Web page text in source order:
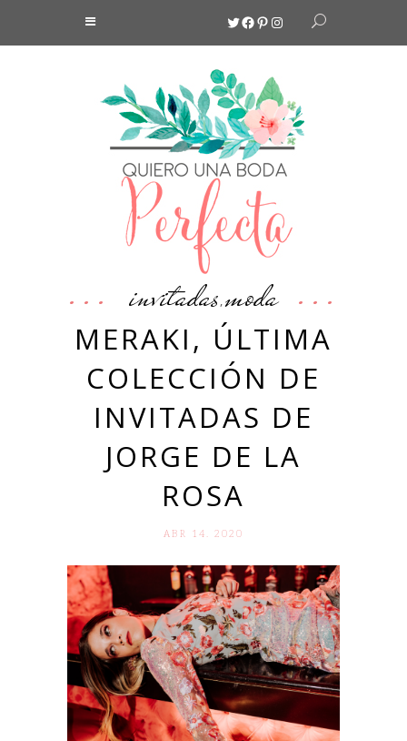
Twitter
Facebook
Pinterest
Instagram
invitadas,moda
MERAKI, ÚLTIMA
COLECCIÓN DE
INVITADAS DE
JORGE DE LA
ROSA
ABR 14. 2020